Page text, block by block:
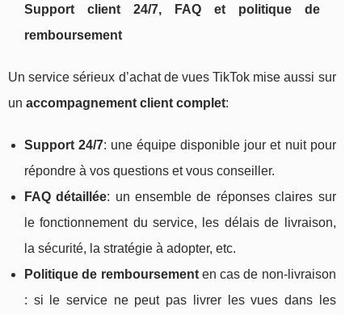
Support client 24/7, FAQ et politique de
remboursement
Un service sérieux d’achat de vues TikTok mise aussi sur
un accompagnement client complet:
Support 24/7: une équipe disponible jour et nuit pour
répondre à vos questions et vous conseiller.
FAQ détaillée: un ensemble de réponses claires sur
le fonctionnement du service, les délais de livraison,
la sécurité, la stratégie à adopter, etc.
Politique de remboursementen cas de non-livraison
: si le service ne peut pas livrer les vues dans les